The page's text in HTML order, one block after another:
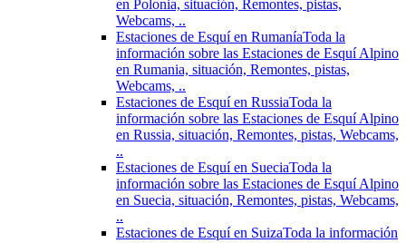
en Polonia, situación, Remontes, pistas,
Webcams, ..
Estaciones de Esquí en RumaníaToda la
información sobre las Estaciones de Esquí Alpino
en Rumania, situación, Remontes, pistas,
Webcams, ..
Estaciones de Esquí en RussiaToda la
información sobre las Estaciones de Esquí Alpino
en Russia, situación, Remontes, pistas, Webcams,
..
Estaciones de Esquí en SueciaToda la
información sobre las Estaciones de Esquí Alpino
en Suecia, situación, Remontes, pistas, Webcams,
..
Estaciones de Esquí en SuizaToda la información